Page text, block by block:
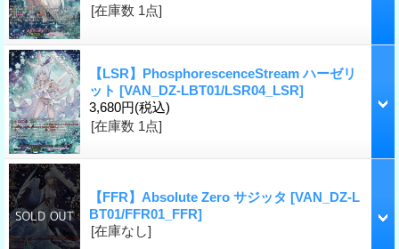
[在庫数 1点]
【LSR】PhosphorescenceStream ハーゼリ
ット [VAN_DZ-LBT01/LSR04_LSR]
3,680円(税込)
[在庫数 1点]
【FFR】Absolute Zero サジッタ [VAN_DZ-L
BT01/FFR01_FFR]
[在庫なし]